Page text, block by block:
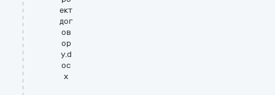
ект
дог
ов
ор
у.d
oc
x